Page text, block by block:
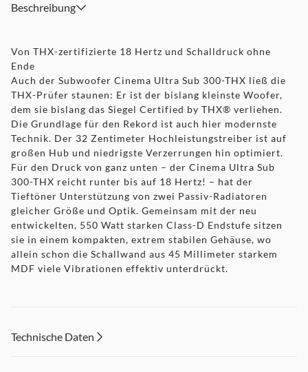
32,5 kg
Beschreibung
Von THX-zertifizierte 18 Hertz und Schalldruck ohne
Ende
Auch der Subwoofer Cinema Ultra Sub 300-THX ließ die
THX-Prüfer staunen: Er ist der bislang kleinste Woofer,
dem sie bislang das Siegel Certified by THX® verliehen.
Die Grundlage für den Rekord ist auch hier modernste
Technik. Der 32 Zentimeter Hochleistungstreiber ist auf
großen Hub und niedrigste Verzerrungen hin optimiert.
Für den Druck von ganz unten – der Cinema Ultra Sub
300-THX reicht runter bis auf 18 Hertz! – hat der
Tieftöner Unterstützung von zwei Passiv-Radiatoren
gleicher Größe und Optik. Gemeinsam mit der neu
entwickelten, 550 Watt starken Class-D Endstufe sitzen
sie in einem kompakten, extrem stabilen Gehäuse, wo
allein schon die Schallwand aus 45 Millimeter starkem
MDF viele Vibrationen effektiv unterdrückt.
Technische Daten